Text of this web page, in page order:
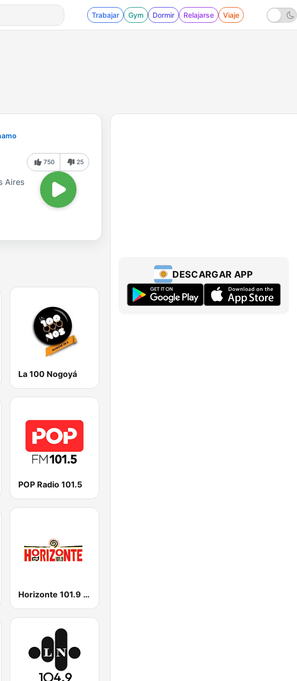
Trabajar Gym Dormir Relajarse Viaje
Aires
750 25
La 100 Nogoyá
POP Radio 101.5
Horizonte 101.9 FM
DESCARGAR APP